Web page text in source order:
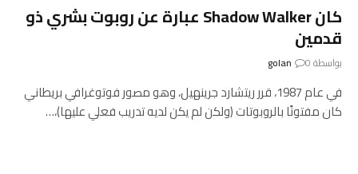
كان Shadow Walker عبارة عن روبوت بشري ذو
قدمين
بواسطة golan 0
في عام 1987، قرر ريتشارد جرينهيل، وهو مصور فوتوغرافي بريطاني
كان مفتونًا بالروبوتات (ولكن لم يكن لديه تدريب فعلي عليها)،…